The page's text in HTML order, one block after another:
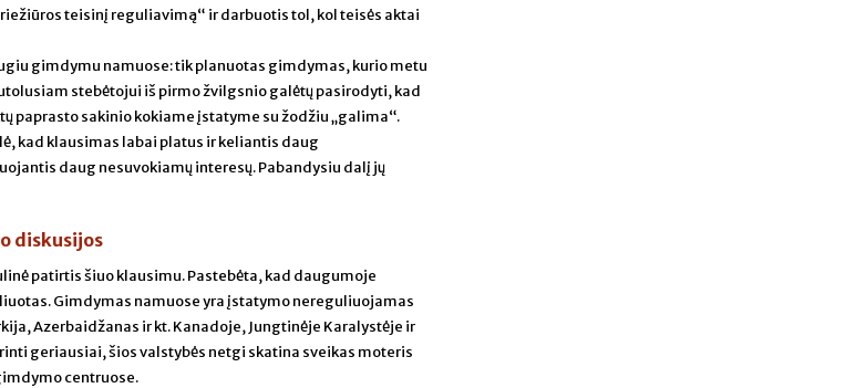
teisinį reguliavimą“ ir darbuotis tol, kol teisės aktai
gimdymu namuose: tik planuotas gimdymas, kurio metu
stebėtojui iš pirmo žvilgsnio galėtų pasirodyti, kad
sakinio kokiame įstatyme su žodžiu „galima“.
kad klausimas labai platus ir keliantis daug
daug nesuvokiamų interesų. Pabandysiu dalį jų
diskusijos
patirtis šiuo klausimu. Pastebėta, kad daugumoje
Gimdymas namuose yra įstatymo nereguliuojamas
Azerbaidžanas ir kt. Kanadoje, Jungtinėje Karalystėje ir
geriausiai, šios valstybės netgi skatina sveikas moteris
centruose.